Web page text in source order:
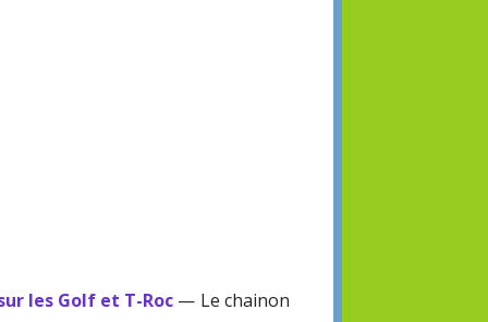
les Golf et T-Roc — Le chainon